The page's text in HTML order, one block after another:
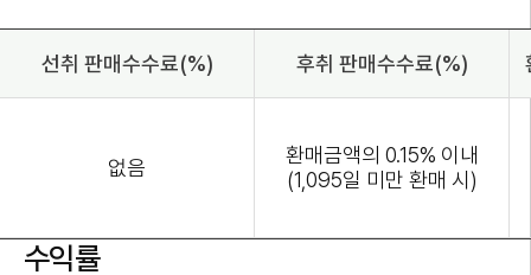
선취 판매수수료(%) 후취 판매수수료(%)
없음
환매금액의 0.15% 이내
(1,095일 미만 환매 시)
수익률